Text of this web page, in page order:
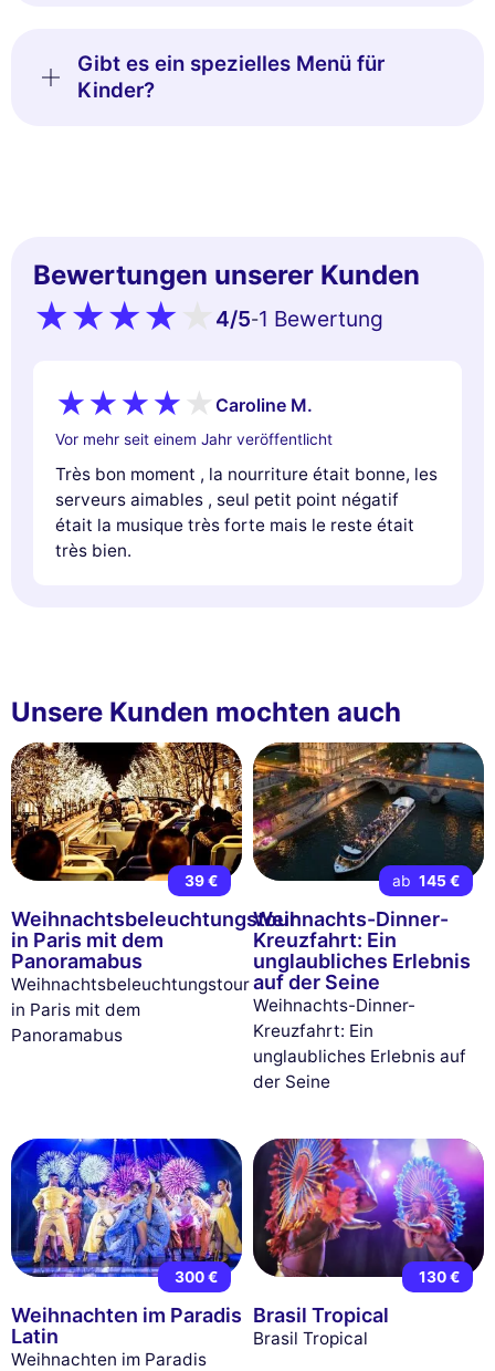
Gibt es ein spezielles Menü für
Kinder?
Bewertungen unserer Kunden
4/5-1 Bewertung
Caroline M.
Vor mehr seit einem Jahr veröffentlicht
Très bon moment , la nourriture était bonne, les
serveurs aimables , seul petit point négatif
était la musique très forte mais le reste était
très bien.
Unsere Kunden mochten auch
39 €
Weihnachtsbeleuchtungstour
in Paris mit dem
Panoramabus
Weihnachtsbeleuchtungstour
in Paris mit dem
Panoramabus
ab 145 €
Weihnachts-Dinner-
Kreuzfahrt: Ein
unglaubliches Erlebnis
auf der Seine
Weihnachts-Dinner-
Kreuzfahrt: Ein
unglaubliches Erlebnis auf
der Seine
300 €
Weihnachten im Paradis
Latin
Weihnachten im Paradis
130 €
Brasil Tropical
Brasil Tropical